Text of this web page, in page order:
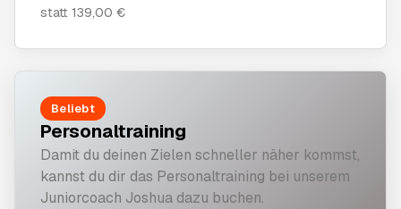
statt 139,00 €
Beliebt
Personaltraining
Damit du deinen Zielen schneller näher kommst,
kannst du dir das Personaltraining bei unserem
Juniorcoach Joshua dazu buchen.